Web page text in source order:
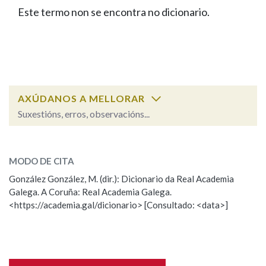
FIGURAS HOMENAXEADAS
PORTAL DAS PALABRAS
Facebook
TwitterYoutubeInstagram
Bluesky
BUSCAR NOS LEMAS
Remata por
BUSCAR NO CONTIDO
Nas definicións
Este termo non se encontra no dicionario.
AXÚDANOS A MELLORAR
Suxestións, erros, observacións...
Observación
Nome
MODO DE CITA
González González, M. (dir.): Dicionario da Real Academia
Galega. A Coruña: Real Academia Galega.
<https://academia.gal/dicionario> [Consultado: <data>]